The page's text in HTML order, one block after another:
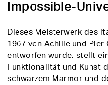
Impossible-
Dieses Meisterwerk des
1967 von Achille und Pier
entworfen wurde, stellt
Funktionalität und Kunst
schwarzem Marmor und